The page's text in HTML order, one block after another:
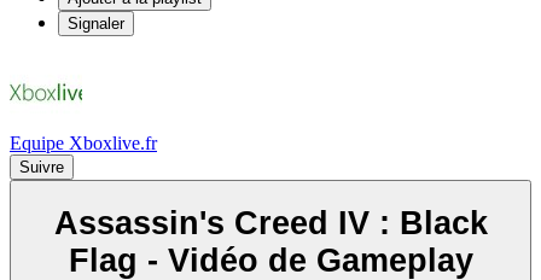
Signaler
Equipe Xboxlive.fr
Suivre
Assassin's Creed IV : Black
Flag - Vidéo de Gameplay